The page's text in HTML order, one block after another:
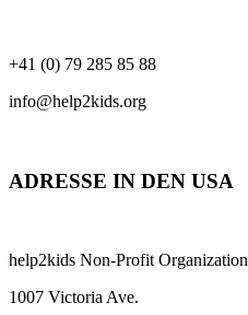
+41 (0) 79 285 85 88
info@help2kids.org
ADRESSE IN DEN USA
help2kids Non-Profit Organization
1007 Victoria Ave.